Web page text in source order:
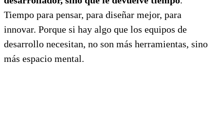
Tiempo para pensar, para diseñar mejor, para
innovar. Porque si hay algo que los equipos de
desarrollo necesitan, no son más herramientas, sino
más espacio mental.